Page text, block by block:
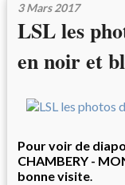
3 Mars 2017
LSL les
en noir et
Pour voir de
CHAMBERY -
bonne visite.